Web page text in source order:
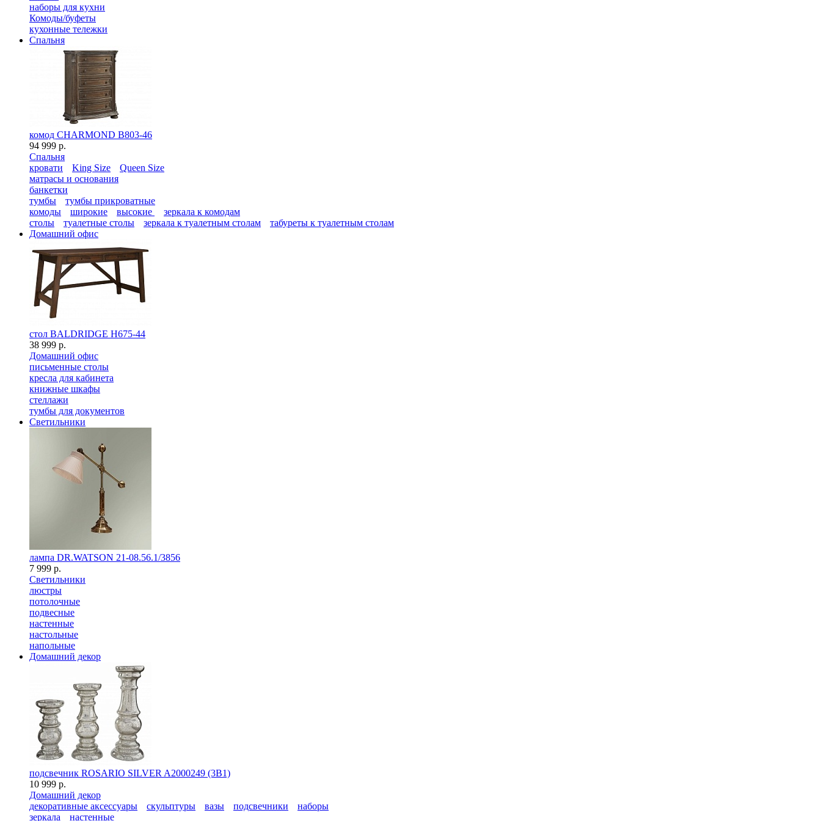
наборы для кухни
Комоды/буфеты
кухонные тележки
Спальня
комод CHARMOND B803-46
94 999 р.
Спальня
кровати
King Size
Queen Size
матрасы и основания
банкетки
тумбы
тумбы прикроватные
комоды
широкие высокие
зеркала к комодам
столы
туалетные столы зеркала к туалетным столам
табуреты к туалетным столам
Домашний офис
стол BALDRIDGE H675-44
38 999 р.
Домашний офис
письменные столы
кресла для кабинета
книжные шкафы
стеллажи
тумбы для документов
Светильники
лампа DR.WATSON 21-08.56.1/3856
7 999 р.
Светильники
люстры
потолочные
подвесные
настенные
настольные
напольные
Домашний декор
подсвечник ROSARIO SILVER A2000249 (3В1)
10 999 р.
Домашний декор
декоративные аксессуары
скульптуры вазы подсвечники
наборы
зеркала
настенные